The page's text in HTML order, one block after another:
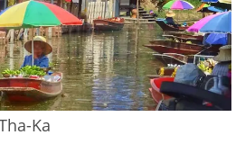
Ka